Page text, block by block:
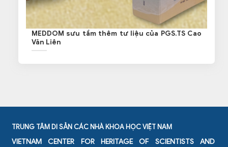
MEDDOM sưu tầm thêm tư liệu của PGS.TS Cao
Văn Liên
TRUNG TÂM DI SẢN CÁC NHÀ KHOA HỌC VIỆT NAM
VIETNAM CENTER FOR HERITAGE OF SCIENTISTS AND